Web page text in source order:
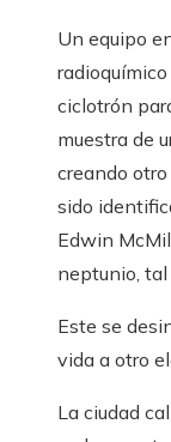
Un equipo
ciclotrón
muestra de
creando
sido
Edwin
neptunio, tal
Este se
vida a otro
La ciudad